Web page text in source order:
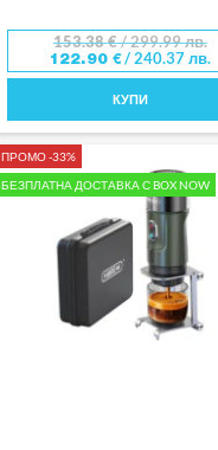
153.38€/ 299.99 лв.
122.90€/ 240.37 лв.
КУПИ
ПРОМО -33%
БЕЗПЛАТНА ДОСТАВКА С BOX NOW